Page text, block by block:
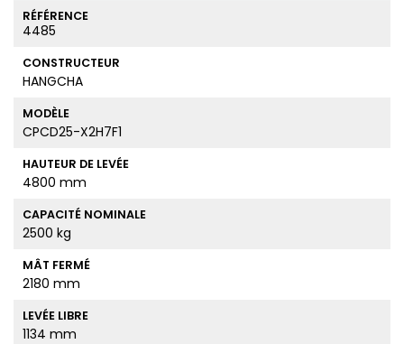
RÉFÉRENCE
4485
CONSTRUCTEUR
HANGCHA
MODÈLE
CPCD25-X2H7F1
HAUTEUR DE LEVÉE
4800 mm
CAPACITÉ NOMINALE
2500 kg
MÂT FERMÉ
2180 mm
LEVÉE LIBRE
1134 mm